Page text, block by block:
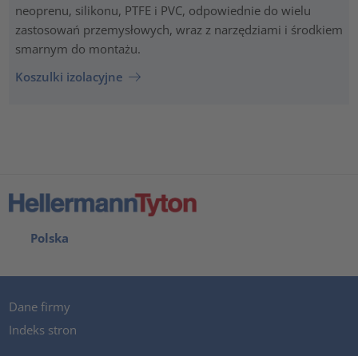
neoprenu, silikonu, PTFE i PVC, odpowiednie do wielu
zastosowań przemysłowych, wraz z narzędziami i środkiem
smarnym do montażu.
Koszulki izolacyjne
Polska
Dane firmy
Indeks stron